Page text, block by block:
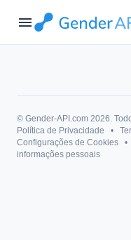
menu
© Gender-API.com 2026.
Política de Privacidade
•
Configurações de Cookies
•
informações pessoais